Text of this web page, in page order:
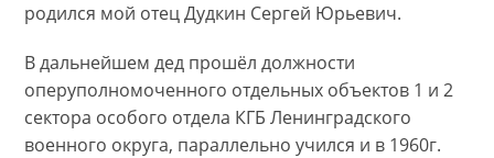
родился мой отец Дудкин Сергей Юрьевич.
В дальнейшем дед прошёл должности
оперуполномоченного отдельных объектов 1 и 2
сектора особого отдела КГБ Ленинградского
военного округа, параллельно учился и в 1960г.